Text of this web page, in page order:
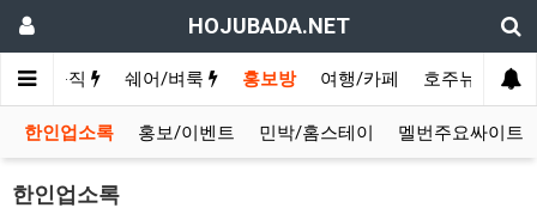
HOJUBADA.NET
구인/구직 쉐어/벼룩 홍보방 여행/카페 호주뉴스
한인업소록 홍보/이벤트 민박/홈스테이 멜번주요싸이트
한인업소록